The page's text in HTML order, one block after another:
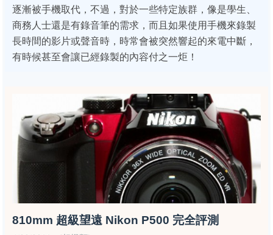
逐漸被手機取代，不過，對於一些特定族群，像是學生、
商務人士還是有錄音筆的需求，而且如果使用手機來錄製
長時間的影片或聲音時，時常會被突然響起的來電中斷，
有時候甚至會讓已經錄製的內容付之一炬！
810mm 超級望遠 Nikon P500 完全評測